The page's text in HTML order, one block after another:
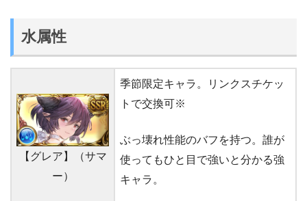
水属性
【グレア】（サマ
ー）
季節限定キャラ。リンクスチケッ
トで交換可※
ぶっ壊れ性能のバフを持つ。誰が
使ってもひと目で強いと分かる強
キャラ。